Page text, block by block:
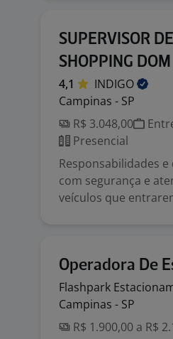
SUPERVISOR
SHOPPING
4,1
INDIGO
Campinas - SP
R$ 3.048,00
Presencial
Responsabilidades
com segurança e
veículos que
Operadora De
Flashpark
Campinas - SP
R$ 1.900,00 a R$